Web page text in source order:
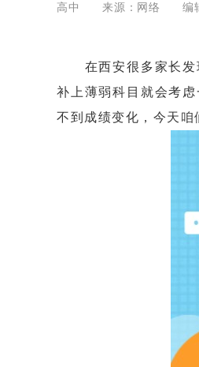
高中 来源：网络 编
在西安很多家长发现
补上薄弱科目就会考
不到成绩变化，今天咱